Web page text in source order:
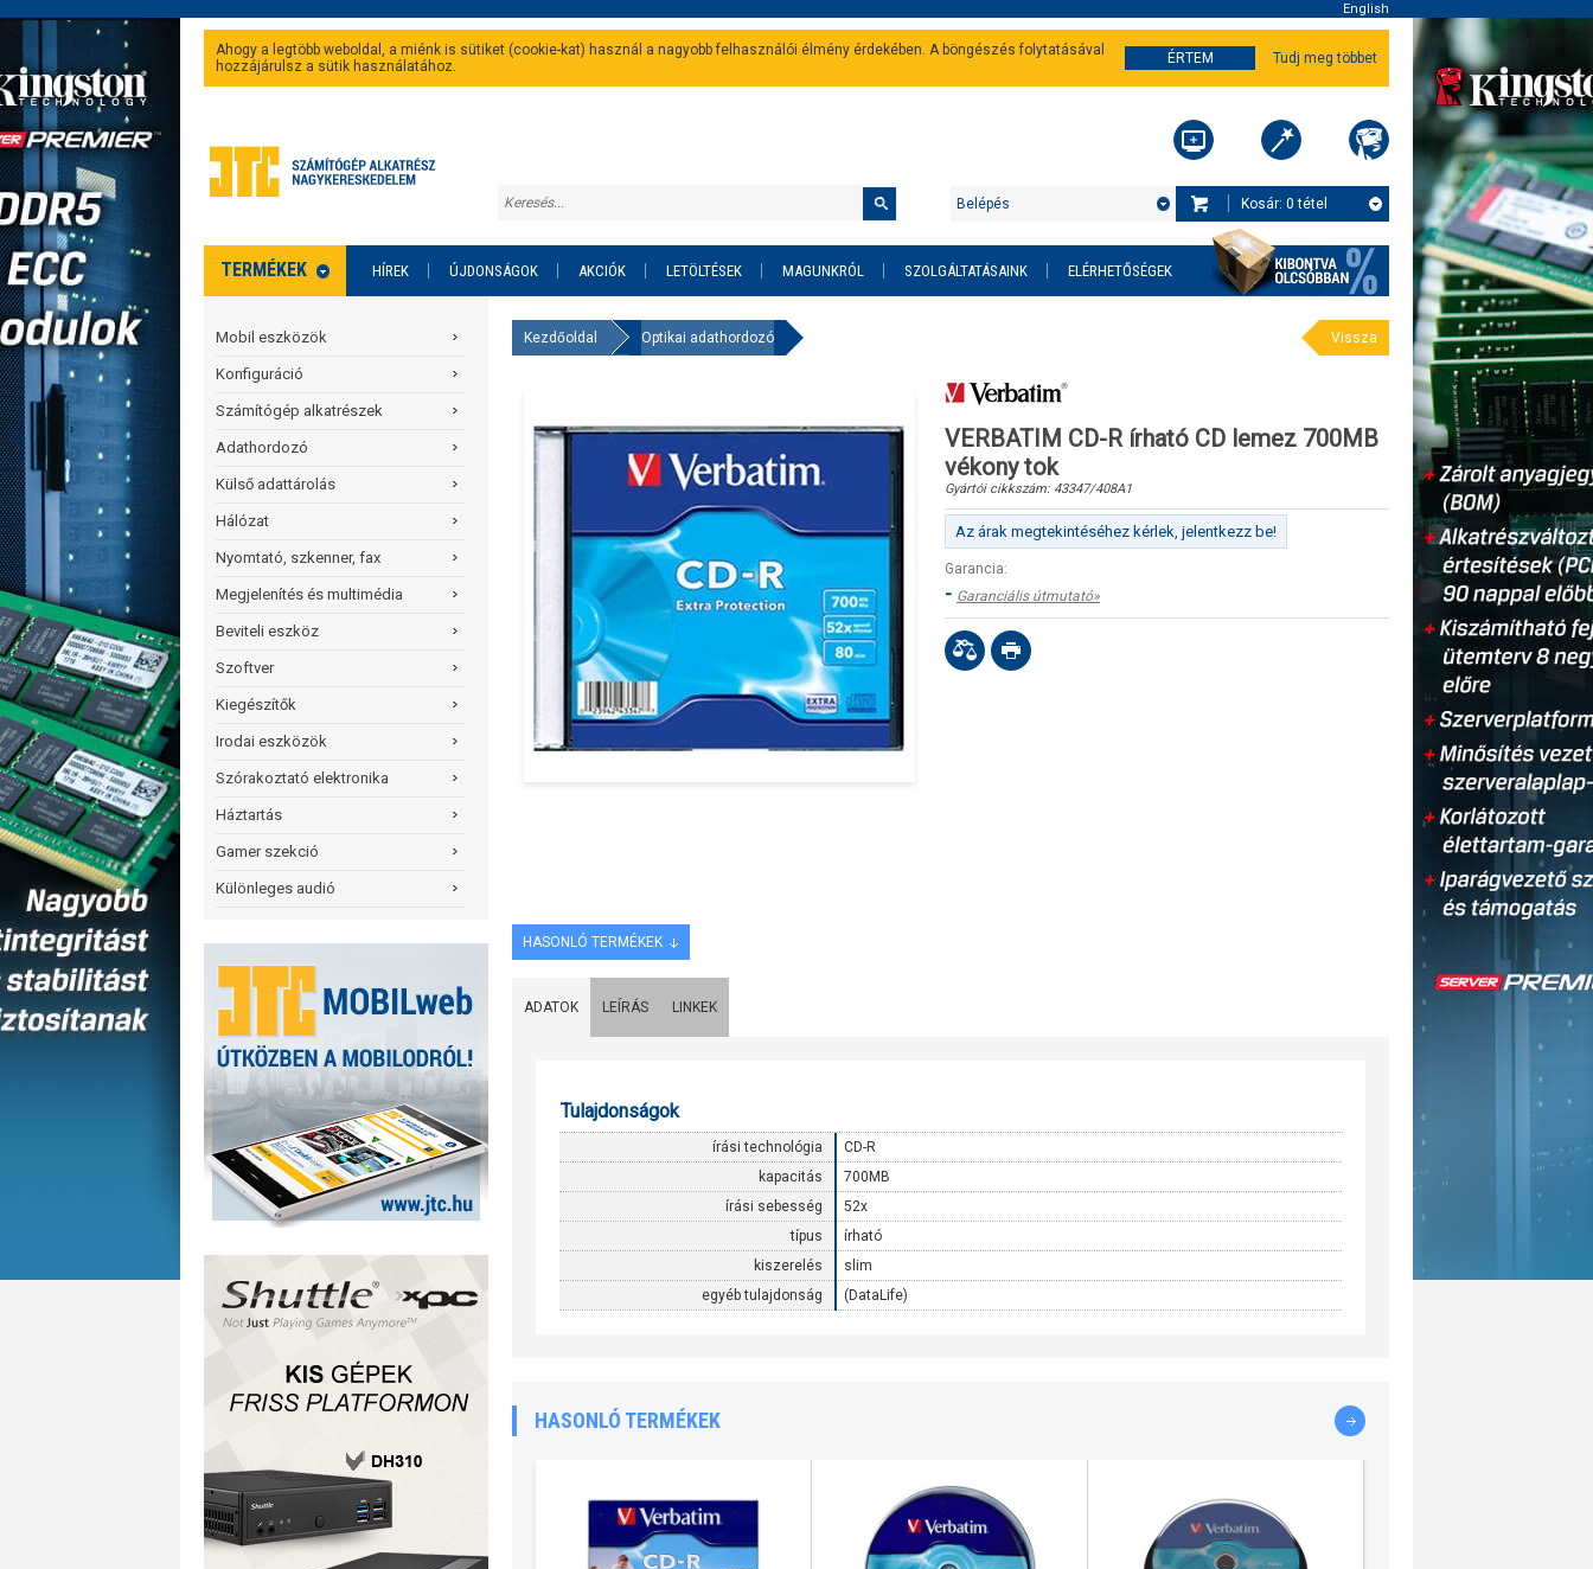
English
Ahogy a legtöbb weboldal, a miénk is sütiket (cookie-kat) használ a nagyobb felhasználói élmény érdekében. A böngészés folytatásával
hozzájárulsz a sütik használatához.
ÉRTEM Tudj meg többet
Kosár: 0 tétel
Belépés
TERMÉKEK HÍREK ÚJDONSÁGOK AKCIÓK LETÖLTÉSEK MAGUNKRÓL SZOLGÁLTATÁSAINK ELÉRHETŐSÉGEK
Mobil eszközök
Konfiguráció
Számítógép alkatrészek
Adathordozó
Külső adattárolás
Hálózat
Nyomtató, szkenner, fax
Megjelenítés és multimédia
Beviteli eszköz
Szoftver
Kiegészítők
Irodai eszközök
Szórakoztató elektronika
Háztartás
Gamer szekció
Különleges audió
Kezdőoldal Optikai adathordozó Vissza
VERBATIM CD-R írható CD lemez 700MB
vékony tok
Gyártói cikkszám: 43347/408A1
Az árak megtekintéséhez kérlek, jelentkezz be!
Garancia:
- Garanciális útmutató»
HASONLÓ TERMÉKEK
ADATOK LEÍRÁS LINKEK
Tulajdonságok
írási technológia
CD-R
kapacitás
700MB
írási sebesség
52x
típus
írható
kiszerelés
slim
egyéb tulajdonság
(DataLife)
HASONLÓ TERMÉKEK